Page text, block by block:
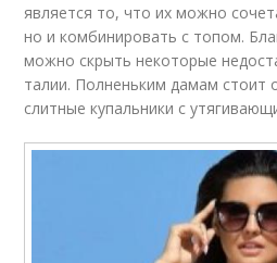
является то, что их можно
но и комбинировать с топом.
можно скрыть некоторые
талии. Полненьким дамам стоит
слитные купальники с